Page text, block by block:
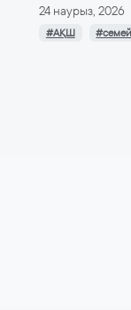
24 наурыз, 2026
#АҚШ #семей